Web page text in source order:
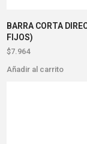
BARRA CORTA
FIJOS)
$7.964
Añadir al carrito